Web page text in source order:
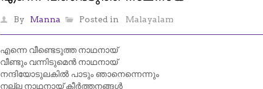
By Manna Posted in Malayalam
എന്നെ വീണ്ടെടുത്ത നാഥനായ്
വീണ്ടും വന്നിടുമെൻ നാഥനായ്
നന്ദിയോടുലകിൽ പാടും ഞാനെന്നെന്നും
നല്ല നാഥനായ് കീർത്തനങ്ങൾ